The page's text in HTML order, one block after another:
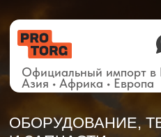
О компании
Официальный импорт в Россию
Азия • Африка • Европа
ОБОРУДОВАНИЕ, ТЕХНИКА